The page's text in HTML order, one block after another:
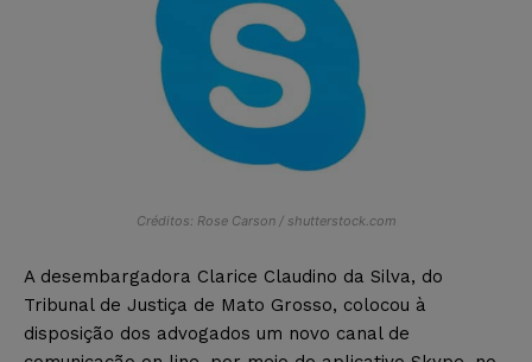
Créditos: Rose Carson / shutterstock.com
A desembargadora Clarice Claudino da Silva, do
Tribunal de Justiça de Mato Grosso, colocou à
disposição dos advogados um novo canal de